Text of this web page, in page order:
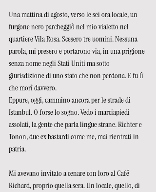
Una mattina di agosto, verso le sei ora locale, un
furgone nero parcheggiò nel mio vialetto nel
quartiere Vila Rosa. Scesero tre uomini. Nessuna
parola, mi presero e portarono via, in una prigione
senza nome negli Stati Uniti ma sotto
giurisdizione di uno stato che non perdona. E fu lì
che morì davvero.
Eppure, oggi, cammino ancora per le strade di
Istanbul. O forse lo sogno. Vedo i marciapiedi
assolati, la gente che parla lingue strane. Richter e
Tonon, due ex bastardi come me, mai rientrati in
patria.
Mi avevano invitato a cenare con loro al Café
Richard, proprio quella sera. Un locale, quello, di